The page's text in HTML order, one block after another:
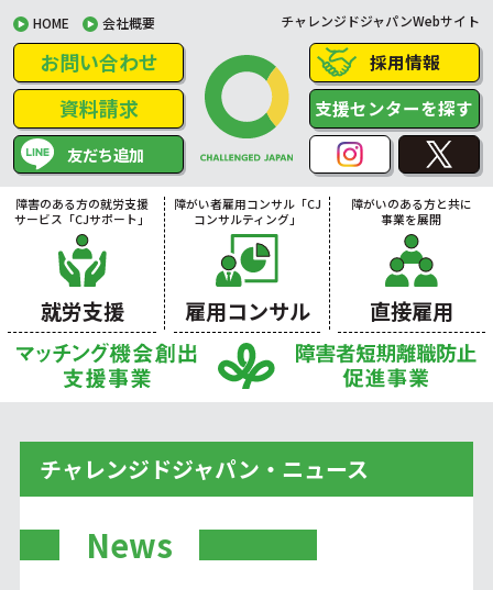
HOME 会社概要 チャレンジドジャパンWebサイト
お問い合わせ
資料請求
友だち追加
採用情報
支援センターを探す
障害のある方の就労支援
サービス「CJサポート」
就労支援
障がい者雇用コンサル「CJ
コンサルティング」
雇用コンサル
障がいのある方と共に
事業を展開
直接雇用
チャレンジドジャパン・ニュース
News